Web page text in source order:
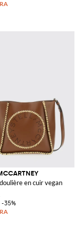
en cuir vegan
-35%